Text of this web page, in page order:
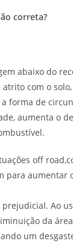
correta?
abaixo do
com o
forma de
aumenta o
off
para aumentar
Ao
da
um